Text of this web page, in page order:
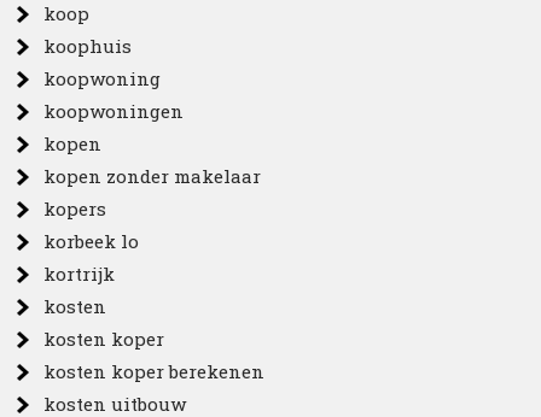
koop
koophuis
koopwoning
koopwoningen
kopen
kopen zonder makelaar
kopers
korbeek lo
kortrijk
kosten
kosten koper
kosten koper berekenen
kosten uitbouw